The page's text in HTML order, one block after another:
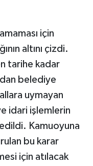
için
altını çizdi.
tarihe kadar
belediye
uymayan
idari işlemlerin
Kamuoyuna
bu karar
için atılacak